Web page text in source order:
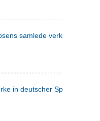
samlede verker. 3
in deutscher Sprache. 2